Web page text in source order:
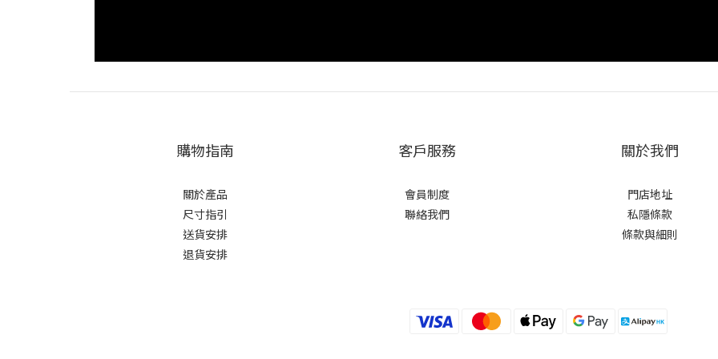
購物指南
關於產品
尺寸指引
送貨安排
退貨安排
客戶服務
會員制度
聯絡我們
關於我們
門店地址
私隱條款
條款與細則